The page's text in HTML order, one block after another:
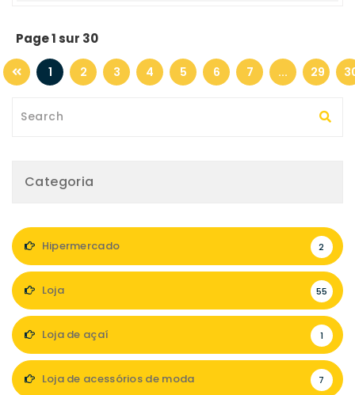
Page 1 sur 30
1 2 3 4 5 6 7 ... 29
Categoria
Hipermercado 2
Loja 55
Loja de açaí 1
Loja de acessórios de moda 7